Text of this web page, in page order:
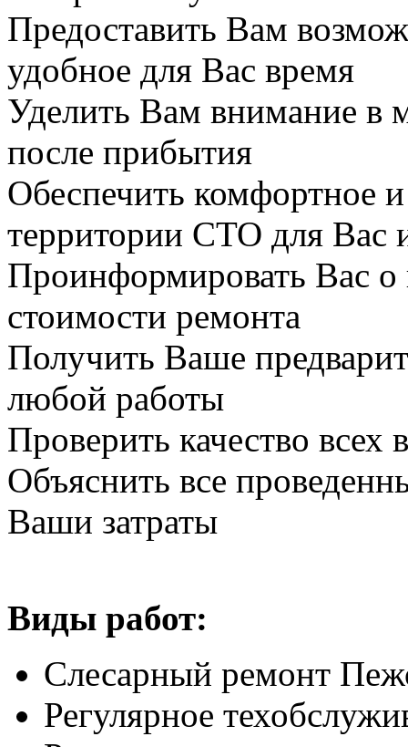
Предоставить Вам
удобное для Вас время
Уделить Вам внимание в
после прибытия
Обеспечить комфортное
территории СТО для Вас
Проинформировать Вас о
стоимости ремонта
Получить Ваше
любой работы
Проверить качество
Объяснить все
Ваши затраты
Виды работ:
Слесарный ремонт
Регулярное